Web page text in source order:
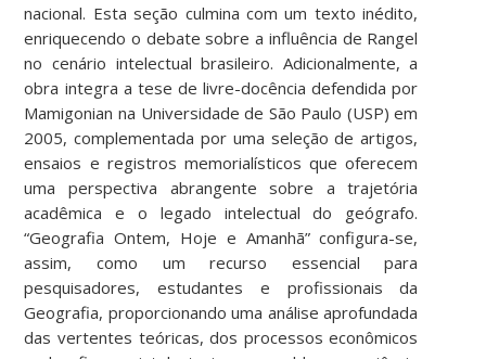
nacional. Esta seção culmina com um texto inédito,
enriquecendo o debate sobre a influência de Rangel
no cenário intelectual brasileiro. Adicionalmente, a
obra integra a tese de livre-docência defendida por
Mamigonian na Universidade de São Paulo (USP) em
2005, complementada por uma seleção de artigos,
ensaios e registros memorialísticos que oferecem
uma perspectiva abrangente sobre a trajetória
acadêmica e o legado intelectual do geógrafo.
“Geografia Ontem, Hoje e Amanhã” configura-se,
assim, como um recurso essencial para
pesquisadores, estudantes e profissionais da
Geografia, proporcionando uma análise aprofundada
das vertentes teóricas, dos processos econômicos